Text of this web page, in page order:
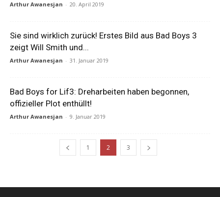
Arthur Awanesjan - 20. April 2019
Sie sind wirklich zurück! Erstes Bild aus Bad Boys 3
zeigt Will Smith und...
Arthur Awanesjan - 31. Januar 2019
Bad Boys for Lif3: Dreharbeiten haben begonnen,
offizieller Plot enthüllt!
Arthur Awanesjan - 9. Januar 2019
1 2 3